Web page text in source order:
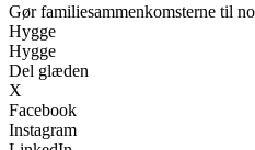
Gør familiesammenkomsterne til
Hygge
Hygge
Del glæden
X
Facebook
Instagram